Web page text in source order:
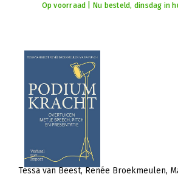
Op voorraad | Nu besteld, dinsdag in
Tessa van Beest Renée Broekmeulen